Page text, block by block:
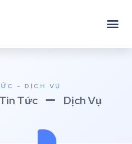
- DỊCH VỤ
Tin Tức Dịch Vụ